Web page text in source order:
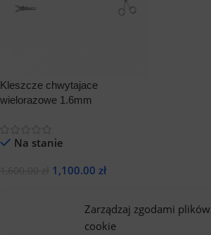
Zarządzaj zgodami plików
cookie
Kleszcze chwytajace
wielorazowe 1.6mm
Na stanie
1,100.00 zł